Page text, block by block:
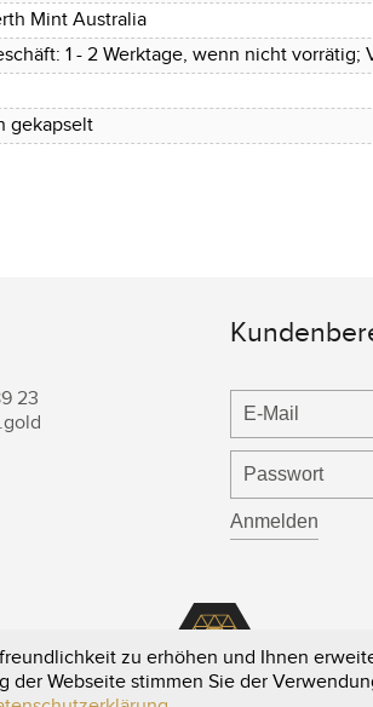
Mint Australia
1 - 2 Werktage, wenn nicht vorrätig;
gekapselt
23
zu erhöhen und Ihnen
Webseite stimmen Sie der